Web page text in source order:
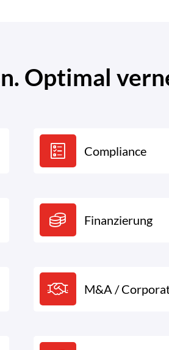
Optimal
Compliance
Finanzierung
M&A /